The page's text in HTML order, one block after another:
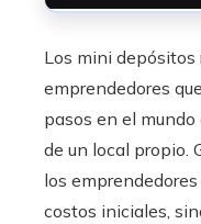
Los mini
emprendedores
pasos en el
de un local propio.
los
costos iniciales,